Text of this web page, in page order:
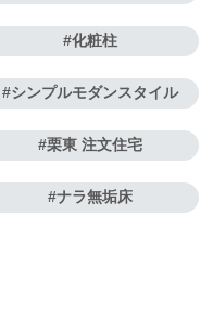
化粧柱
シンプルモダンスタイル
栗東 注文住宅
ナラ無垢床